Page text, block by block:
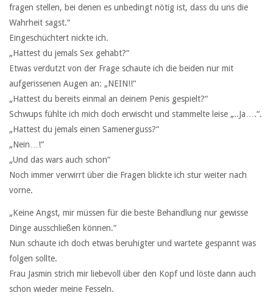
fragen stellen, bei denen es unbedingt nötig ist, dass du uns die
Wahrheit sagst.“
Eingeschüchtert nickte ich.
„Hattest du jemals Sex gehabt?“
Etwas verdutzt von der Frage schaute ich die beiden nur mit
aufgerissenen Augen an: „NEIN!!“
„Hattest du bereits einmal an deinem Penis gespielt?“
Schwups fühlte ich mich doch erwischt und stammelte leise „..Ja….“.
„Hattest du jemals einen Samenerguss?“
„Nein…!“
„Und das wars auch schon“
Noch immer verwirrt über die Fragen blickte ich stur weiter nach
vorne.
„Keine Angst, mir müssen für die beste Behandlung nur gewisse
Dinge ausschließen können.“
Nun schaute ich doch etwas beruhigter und wartete gespannt was
folgen sollte.
Frau Jasmin strich mir liebevoll über den Kopf und löste dann auch
schon wieder meine Fesseln.